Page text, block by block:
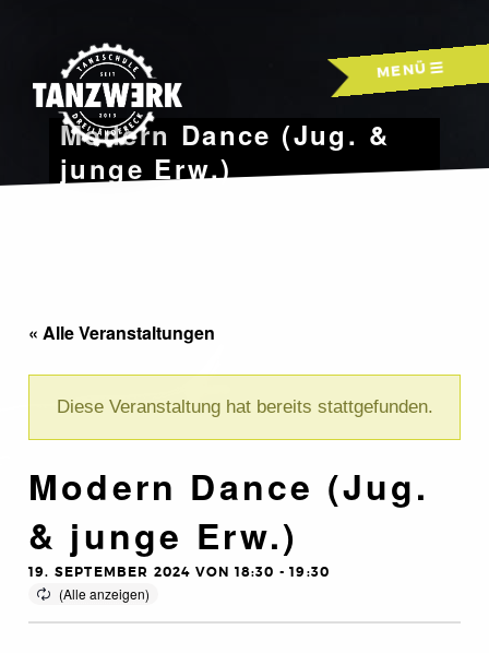
MENÜ
Modern Dance (Jug. &
junge Erw.)
« Alle Veranstaltungen
Diese Veranstaltung hat bereits stattgefunden.
Modern Dance (Jug.
& junge Erw.)
19. SEPTEMBER 2024 VON 18:30 -19:30